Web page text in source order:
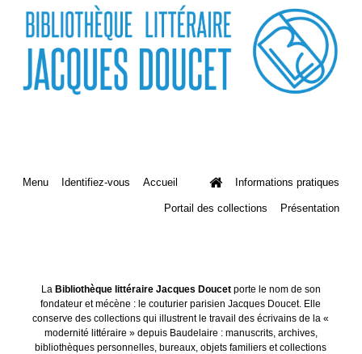
Menu Identifiez-vous Accueil Informations pratiques
Portail des collections Présentation
La Bibliothèque littéraire Jacques Doucetporte le nom de son
fondateur et mécène : le couturier parisien Jacques Doucet. Elle
conserve des collections qui illustrent le travail des écrivains de la «
modernité littéraire » depuis Baudelaire : manuscrits, archives,
bibliothèques personnelles, bureaux, objets familiers et collections